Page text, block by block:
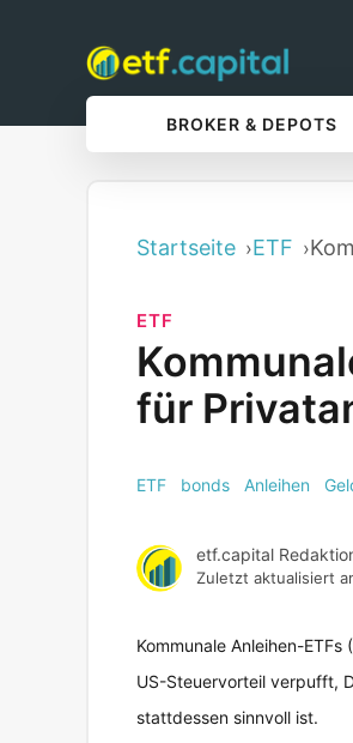
BROKER & DEPOTS
Startseite ETF
ETF
für
ETF bonds Anleihen
etf.capital
Zuletzt aktualisiert
Kommunale Anleihen-
US-Steuervorteil verpufft,
stattdessen sinnvoll ist.